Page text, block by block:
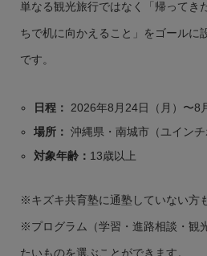
単なる観光旅行ではなく「帰ってき
ちで机に向かえること」をゴールに
です。
日程：
2026年8月24日（月）〜8
場所： 沖縄県・南城市（ユインチ
対象年齢： 13歳以上
※キズキ共育塾に通塾していない方
※プログラム（学習・進路相談・観
たいものを選ぶことができます。